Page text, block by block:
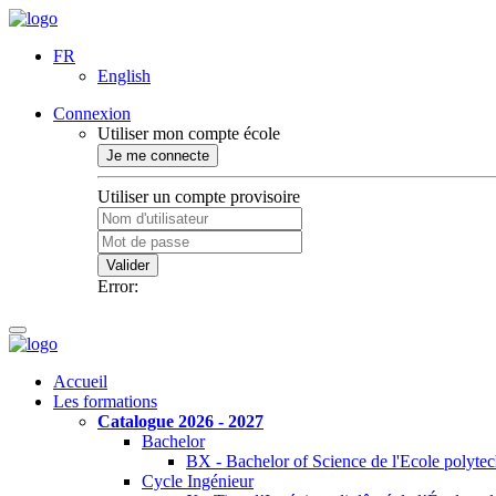
FR
English
Connexion
Utiliser mon compte école
Je me connecte
Utiliser un compte provisoire
Valider
Error:
Accueil
Les formations
Catalogue 2026 - 2027
Bachelor
BX - Bachelor of Science de l'Ecole
Cycle Ingénieur